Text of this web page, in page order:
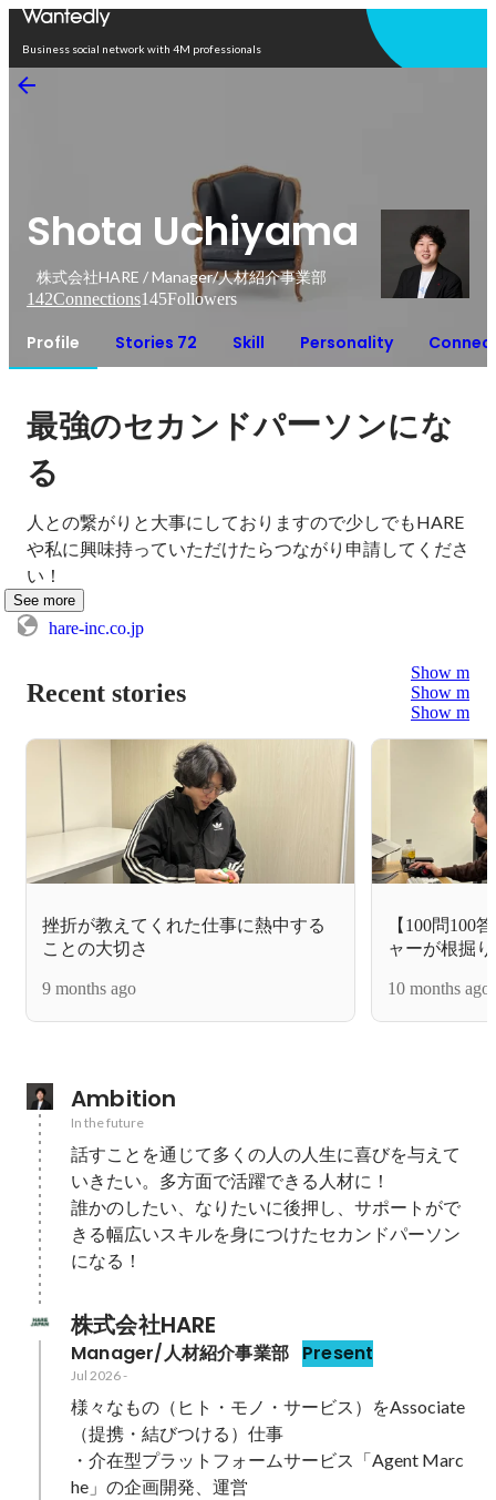
Business social network with 4M professionals
Shota Uchiyama
株式会社HARE / Manager/人材紹介事業部
142Connections145Followers
Profile Stories 72 Skill Personality
最強のセカンドパーソンにな
る
人との繋がりと大事にしておりますので少しでもHARE
や私に興味持っていただけたらつながり申請してくださ
い！
See more
hare-inc.co.jp
Recent stories
Show more
Show more
Show more
挫折が教えてくれた仕事に熱中する
ことの大切さ
9 months ago
【100問100
ャーが根掘
10 months ago
Ambition
In the future
話すことを通じて多くの人の人生に喜びを与えて
いきたい。多方面で活躍できる人材に！
誰かのしたい、なりたいに後押し、サポートがで
きる幅広いスキルを身につけたセカンドパーソン
株式会社HARE
Manager/人材紹介事業部 Present
Jul 2026-
様々なもの（ヒト・モノ・サービス）をAssociate
（提携・結びつける）仕事
・介在型プラットフォームサービス「Agent Marc
he」の企画開発、運営